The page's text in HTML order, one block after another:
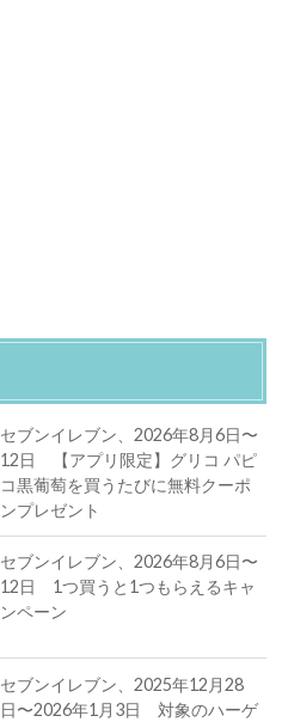
セブンイレブン、2026年8月6日〜
12日 【アプリ限定】グリコ パピ
コ黒葡萄を買うたびに無料クーポ
ンプレゼント
セブンイレブン、2026年8月6日〜
12日 1つ買うと1つもらえるキャ
ンペーン
セブンイレブン、2025年12月28
日〜2026年1月3日 対象のハーゲ